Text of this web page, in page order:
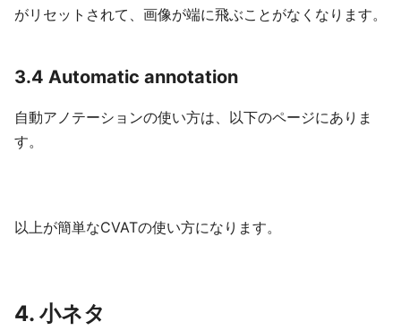
がリセットされて、画像が端に飛ぶことがなくなります。
3.4 Automatic annotation
自動アノテーションの使い方は、以下のページにありま
す。
以上が簡単なCVATの使い方になります。
4. 小ネタ